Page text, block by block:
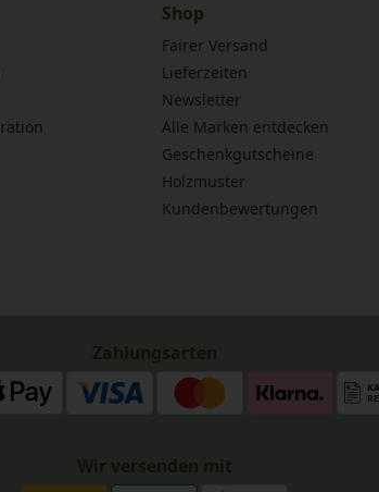
Shop
Fairer Versand
Lieferzeiten
Newsletter
Alle Marken entdecken
Geschenkgutscheine
Holzmuster
Kundenbewertungen
Zahlungsarten
Wir versenden mit